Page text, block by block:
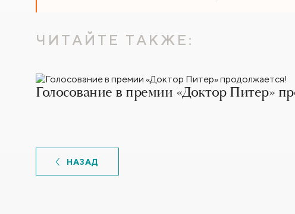
ЧИТАЙТЕ ТАКЖЕ:
Голосование в премии «Доктор Питер»
НАЗАД